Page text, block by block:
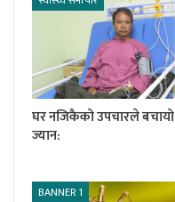
घर नजिकैको उपचारले बचायो
ज्यान:
BANNER 1